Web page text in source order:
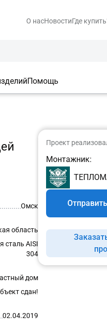
О насНовостиГде
Помощь
Омск
область
сталь AISI
304
дом
сдан!
02.04.2019
Проект
Монтажник: